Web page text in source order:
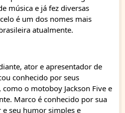
música e já fez diversas
é um dos nomes mais
atualmente.
ator e apresentador de
conhecido por seus
o motoboy Jackson Five e
Marco é conhecido por sua
seu humor simples e